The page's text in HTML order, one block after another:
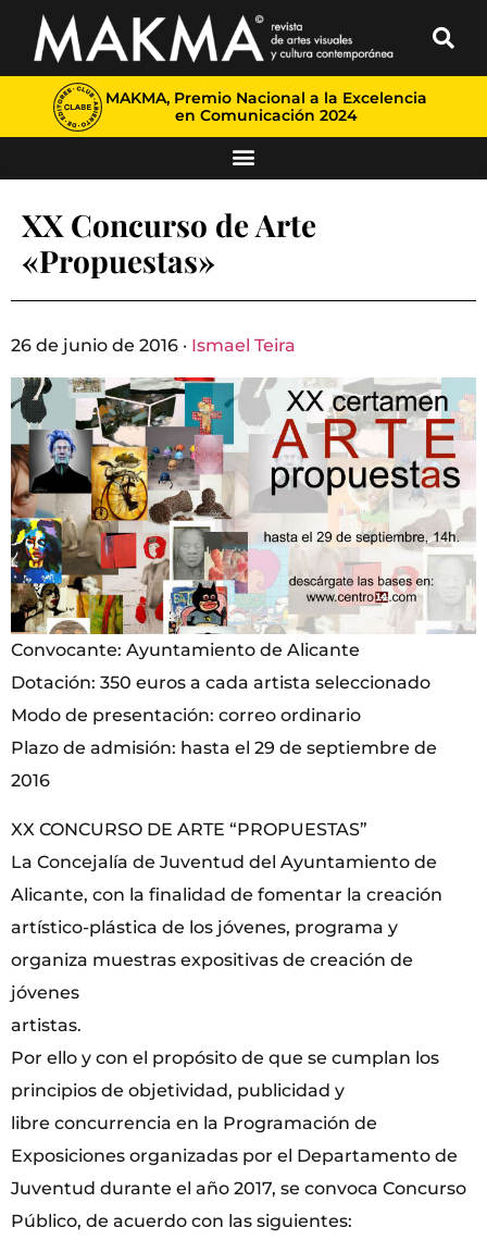
MAKMA, Premio Nacional a la Excelencia
en Comunicación 2024
XX Concurso de Arte
«Propuestas»
26 de junio de 2016 · Ismael Teira
Convocante: Ayuntamiento de Alicante
Dotación: 350 euros a cada artista seleccionado
Modo de presentación: correo ordinario
Plazo de admisión: hasta el 29 de septiembre de
2016
XX CONCURSO DE ARTE “PROPUESTAS”
La Concejalía de Juventud del Ayuntamiento de
Alicante, con la finalidad de fomentar la creación
artístico-plástica de los jóvenes, programa y
organiza muestras expositivas de creación de
jóvenes
artistas.
Por ello y con el propósito de que se cumplan los
principios de objetividad, publicidad y
libre concurrencia en la Programación de
Exposiciones organizadas por el Departamento de
Juventud durante el año 2017, se convoca Concurso
Público, de acuerdo con las siguientes: